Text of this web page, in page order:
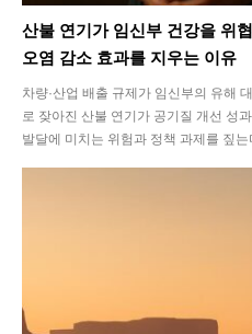
산불 연기가 임신부 건강을 위
오염 감소 효과를 지우는 이유
차량·산업 배출 규제가 임신부의 유해
로 잦아진 산불 연기가 공기질 개선 성
발달에 미치는 위험과 정책 과제를 짚는